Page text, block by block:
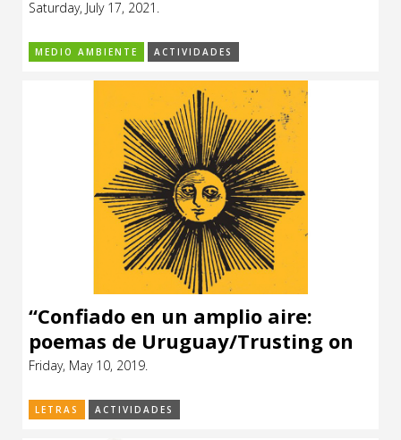
Espacio itinerante de lectura infantil
Formación
Infantil y Juvenil
Medio Ambiente
Sin categoría
Saturday, July 17, 2021.
MEDIO AMBIENTE ACTIVIDADES
“Confiado en un amplio aire:
poemas de Uruguay/Trusting on
the wide air: poems of Uruguay”,
Chalar.
Friday, May 10, 2019.
LETRAS ACTIVIDADES